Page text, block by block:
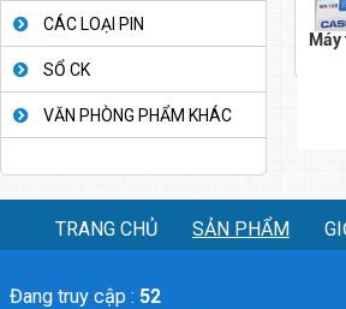
CÁC LOẠI PIN
SỔ CK
VĂN PHÒNG PHẨM KHÁC
TRANG CHỦ SẢN PHẨM
Đang truy cập : 52